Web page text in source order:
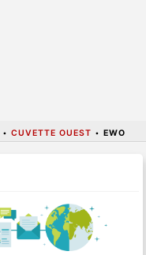
• CUVETTE OUEST • EWO